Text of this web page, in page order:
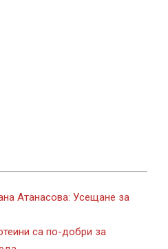
Атанасова: Усещане за
са по-добри за